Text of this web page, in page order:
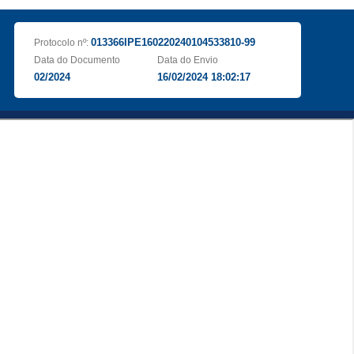
Protocolo nº: 013366IPE160220240104533810-99
Data do Documento
02/2024
Data do Envio
16/02/2024 18:02:17